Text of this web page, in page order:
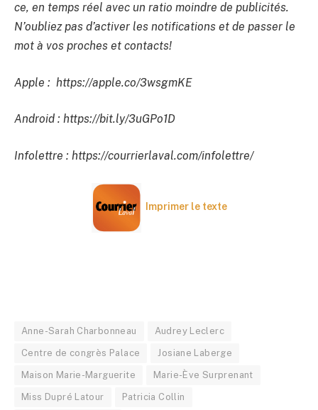
ce, en temps réel avec un ratio moindre de publicités.
N’oubliez pas d’activer les notifications et de passer le
mot à vos proches et contacts!
Apple : https://apple.co/3wsgmKE
Android : https://bit.ly/3uGPo1D
Infolettre : https://courrierlaval.com/infolettre/
Imprimer le texte
Anne-Sarah Charbonneau Audrey Leclerc
Centre de congrès Palace Josiane Laberge
Maison Marie-Marguerite Marie-Ève Surprenant
Miss Dupré Latour Patricia Collin